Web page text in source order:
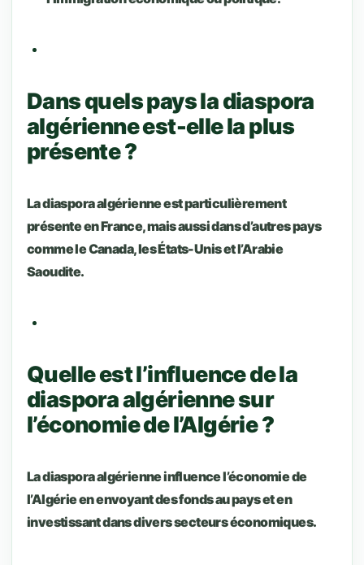
Dans quels pays la diaspora
algérienne est-elle la plus
présente ?
La diaspora algérienne est particulièrement
présente en France, mais aussi dans d’autres pays
comme le Canada, les États-Unis et l’Arabie
Saoudite.
Quelle est l’influence de la
diaspora algérienne sur
l’économie de l’Algérie ?
La diaspora algérienne influence l’économie de
l’Algérie en envoyant des fonds au pays et en
investissant dans divers secteurs économiques.